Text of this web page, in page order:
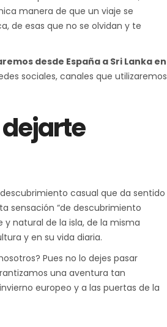
manera de que un viaje se
de esas que no se olvidan y te
desde España a Sri Lanka en
sociales, canales que utilizaremos
casual que da sentido
sensación “de descubrimiento
natural de la isla, de la misma
y en su vida diaria.
Pues no lo dejes pasar
una aventura tan
europeo y a las puertas de la